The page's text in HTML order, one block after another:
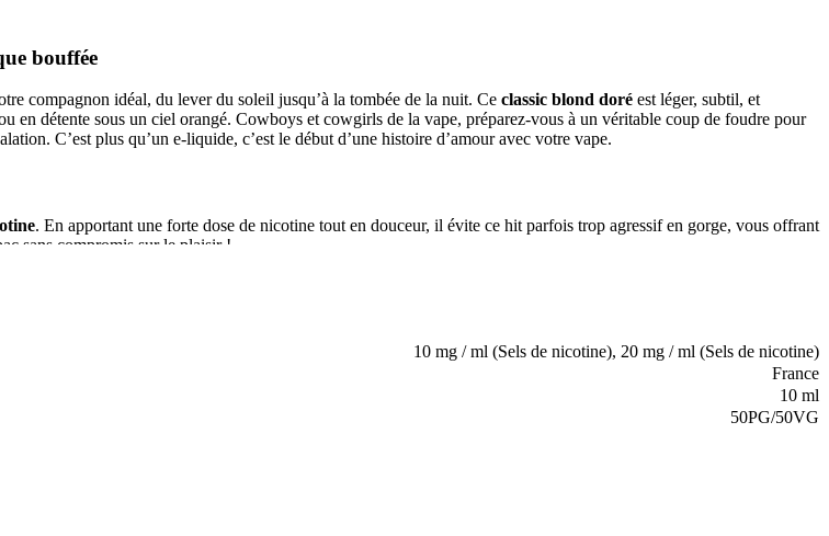
bouffée
compagnon idéal, du lever du soleil jusqu’à la tombée de la nuit. Ce classic blond doré est léger, subtil, et
en détente sous un ciel orangé. Cowboys et cowgirls de la vape, préparez-vous à un véritable coup de foudre pour
C’est plus qu’un e-liquide, c’est le début d’une histoire d’amour avec votre vape.
. En apportant une forte dose de nicotine tout en douceur, il évite ce hit parfois trop agressif en gorge, vous offrant
sans compromis sur le plaisir !
réseaux sociaux :
10 mg / ml (Sels de nicotine), 20 mg / ml (Sels de nicotine)
France
10 ml
50PG/50VG